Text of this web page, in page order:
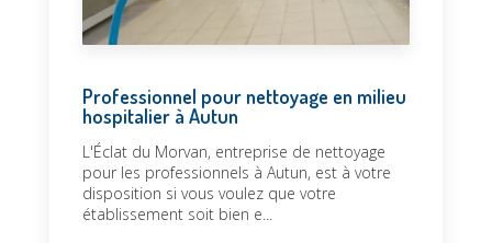
Professionnel pour nettoyage en milieu
hospitalier à Autun
L'Éclat du Morvan, entreprise de nettoyage
pour les professionnels à Autun, est à votre
disposition si vous voulez que votre
établissement soit bien e...